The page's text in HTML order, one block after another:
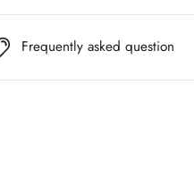
Frequently asked question